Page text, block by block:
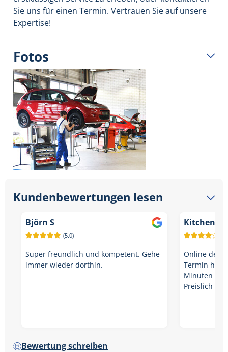
Sie uns für einen Termin. Vertrauen Sie auf unsere
Expertise!
Fotos
Kundenbewertungen lesen
Björn S
(5.0)
Super freundlich und kompetent. Gehe
immer wieder dorthin.
Kitchen
Online den
Termin hin,
Minuten
Preislich
Bewertung schreiben